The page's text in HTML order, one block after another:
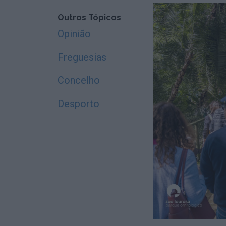
Outros Tópicos
Opinião
Freguesias
Concelho
Desporto